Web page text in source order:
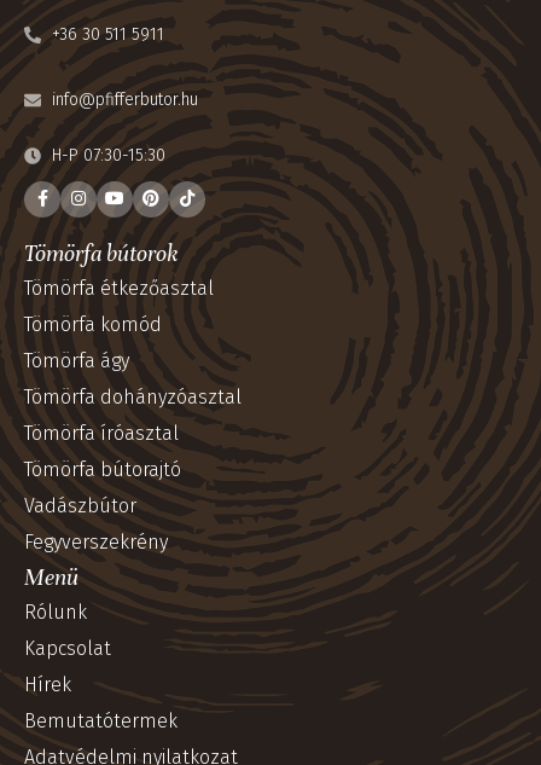
+36 30 511 5911
info@pfifferbutor.hu
H-P 07:30-15:30
Tömörfa bútorok
Tömörfa étkezőasztal
Tömörfa komód
Tömörfa ágy
Tömörfa dohányzóasztal
Tömörfa íróasztal
Tömörfa bútorajtó
Vadászbútor
Fegyverszekrény
Menü
Rólunk
Kapcsolat
Hírek
Bemutatótermek
Adatvédelmi nyilatkozat